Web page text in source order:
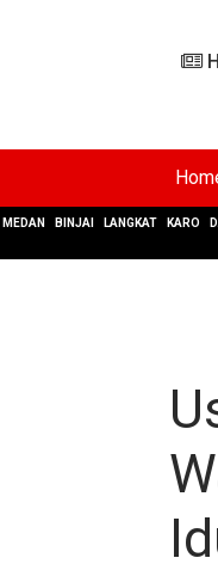
MEDAN BINJAI LANGKAT KARO